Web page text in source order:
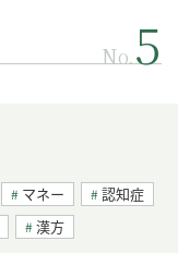
No.
マネー
認知症
漢方